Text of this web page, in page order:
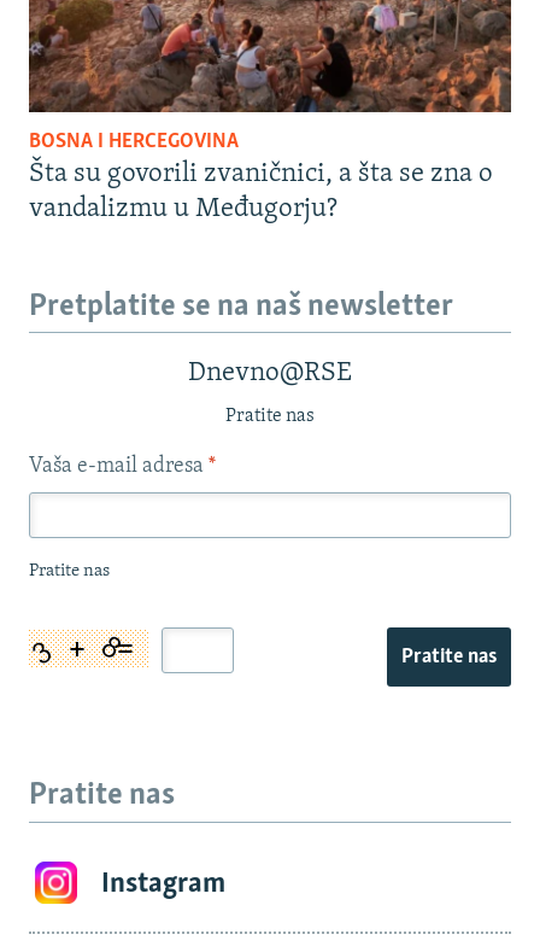
BOSNA I HERCEGOVINA
Šta su govorili zvaničnici, a šta se zna o
vandalizmu u Međugorju?
Pretplatite se na naš newsletter
Dnevno@RSE
Pratite nas
Vaša e-mail adresa *
Pratite nas
Pratite nas
Pratite nas
Instagram